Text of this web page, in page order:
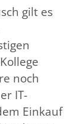
gilt es
noch
IT-
Einkauf